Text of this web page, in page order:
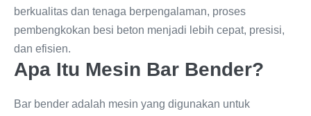
berkualitas dan tenaga berpengalaman, proses
pembengkokan besi beton menjadi lebih cepat, presisi,
dan efisien.
Apa Itu Mesin Bar Bender?
Bar bender adalah mesin yang digunakan untuk